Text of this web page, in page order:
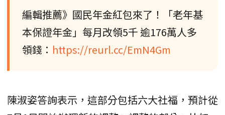
編輯推薦》國民年金紅包來了！「老年基
本保證年金」每月改領5千 逾176萬人多
領錢： https://reurl.cc/EmN4Gm
陳淑姿答詢表示，這部分包括六大社福，預計從